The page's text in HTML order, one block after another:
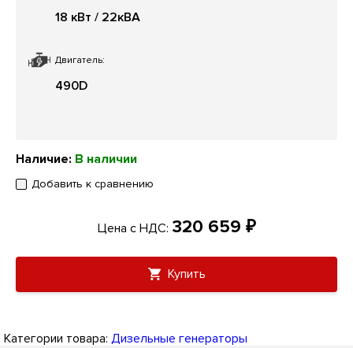
Двигатель:
490D
18 кВт / 22кВА
Наличие: В наличии
Добавить к сравнению
Цена с НДС: 320 659 ₽
Купить
Категории товара: Дизельные генераторы